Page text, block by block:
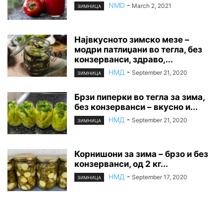
ЗИМНИЦА NMD - March 2, 2021
Највкусното зимско мезе –
модри патлиџани во тегла, без
конзерванси, здраво,...
ЗИМНИЦА НМД - September 21, 2020
Брзи пиперки во тегла за зима,
без конзерванси – вкусно и...
ЗИМНИЦА НМД - September 21, 2020
Корнишони за зима – брзо и без
конзерванси, од 2 кг...
ЗИМНИЦА НМД - September 17, 2020